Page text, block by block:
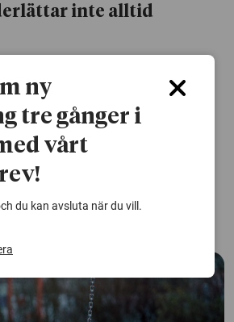
inte alltid
viktig plats för att nyanlända barn ska
Men den fria leken och
alltid målet, enligt forskning vid
unga
ny
tre gånger i
vårt
du kan avsluta när du vill.